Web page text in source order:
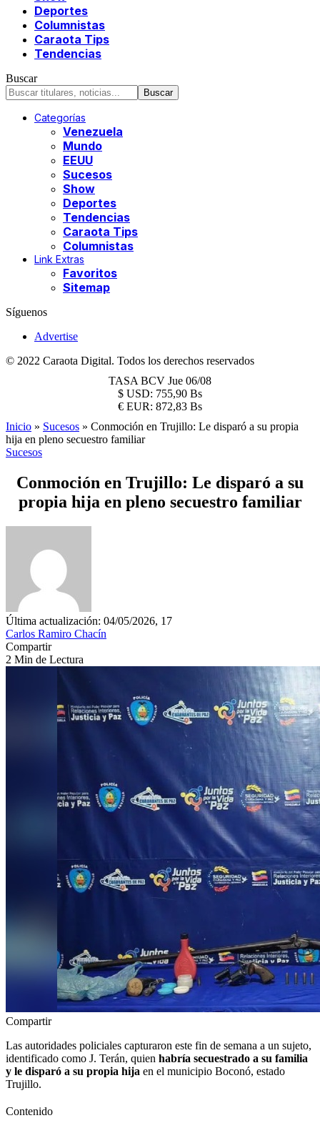
Deportes
Columnistas
Caraota Tips
Tendencias
Buscar
Categorías
Venezuela
Mundo
EEUU
Sucesos
Show
Deportes
Tendencias
Caraota Tips
Columnistas
Link Extras
Favoritos
Sitemap
Síguenos
Advertise
© 2022 Caraota Digital. Todos los derechos reservados
TASA BCV Jue 06/08
$ USD: 755,90 Bs
€ EUR: 872,83 Bs
Inicio » Sucesos » Conmoción en Trujillo: Le disparó a su propia
hija en pleno secuestro familiar
Sucesos
Conmoción en Trujillo: Le disparó a su
propia hija en pleno secuestro familiar
Última actualización: 04/05/2026, 17
Carlos Ramiro Chacín
Compartir
2 Min de Lectura
Compartir
Las autoridades policiales capturaron este fin de semana a un sujeto,
identificado como J. Terán, quien habría secuestrado a su familia
y le disparó a su propia hija en el municipio Boconó, estado
Trujillo.
Contenido